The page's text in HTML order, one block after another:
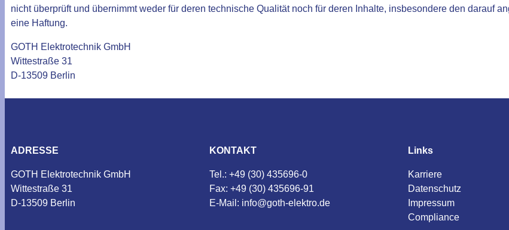
nicht überprüft und übernimmt weder für deren technische Qualität noch für deren Inhalte, insbesondere den darauf
eine Haftung.
GOTH Elektrotechnik GmbH
Wittestraße 31
D-13509 Berlin
ADRESSE
GOTH Elektrotechnik GmbH
Wittestraße 31
D-13509 Berlin
KONTAKT
Tel.: +49 (30) 435696-0
Fax: +49 (30) 435696-91
E-Mail: info@goth-elektro.de
Links
Karriere
Datenschutz
Impressum
Compliance